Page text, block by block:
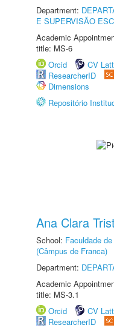
Department:
E SUPERVISÃO
Academic
title: MS-6
Orcid
CV
ResearcherID
Dimensions
Repositório
Ana Clara
School: Faculdade
(Câmpus de Franca)
Department:
Academic
title: MS-3.1
Orcid
CV
ResearcherID